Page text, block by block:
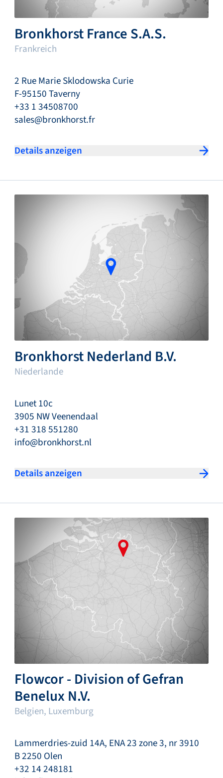
Bronkhorst France S.A.S.
Frankreich
2 Rue Marie Sklodowska Curie
F-95150 Taverny
+33 1 34508700
sales@bronkhorst.fr
Details anzeigen
Bronkhorst Nederland B.V.
Niederlande
Lunet 10c
3905 NW Veenendaal
+31 318 551280
info@bronkhorst.nl
Details anzeigen
Flowcor - Division of Gefran
Benelux N.V.
Belgien, Luxemburg
Lammerdries-zuid 14A, ENA 23 zone 3, nr 3910
B 2250 Olen
+32 14 248181